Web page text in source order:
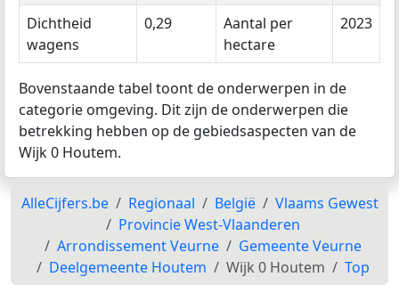
Dichtheid
wagens
0,29
Aantal per
hectare
2023
Bovenstaande tabel toont de onderwerpen in de
categorie omgeving. Dit zijn de onderwerpen die
betrekking hebben op de gebiedsaspecten van de
Wijk 0 Houtem.
AlleCijfers.be Regionaal België
Vlaams Gewest
Provincie West-Vlaanderen
Arrondissement Veurne
Gemeente Veurne
Deelgemeente Houtem
Wijk 0 Houtem Top